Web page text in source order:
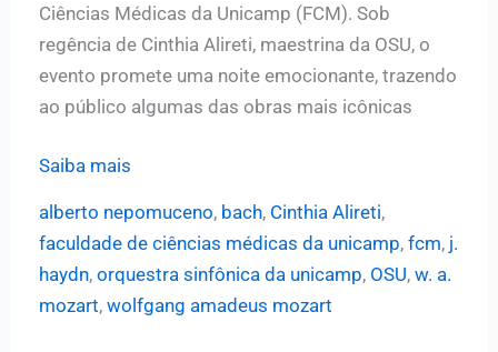
Ciências Médicas da Unicamp (FCM). Sob
regência de Cinthia Alireti, maestrina da OSU, o
evento promete uma noite emocionante, trazendo
ao público algumas das obras mais icônicas
Orquestra
apresenta
concerto
Saiba mais
alberto nepomuceno, bach, Cinthia Alireti,
faculdade de ciências médicas da unicamp, fcm, j.
haydn, orquestra sinfônica da unicamp, OSU, w. a.
mozart, wolfgang amadeus mozart